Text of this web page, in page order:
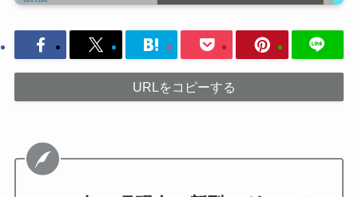
URLをコピーする